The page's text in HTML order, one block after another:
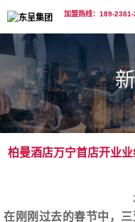
加盟热线：189-
柏曼酒店万宁首店开业
在刚刚过去的春节中，